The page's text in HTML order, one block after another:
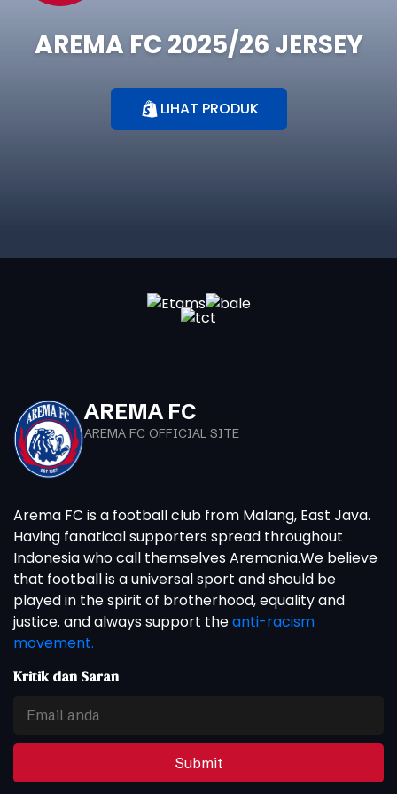
AREMA FC 2025/26 JERSEY
LIHAT PRODUK
AREMA FC
AREMA FC OFFICIAL SITE
Arema FC is a football club from Malang, East Java.
Having fanatical supporters spread throughout
Indonesia who call themselves Aremania.We believe
that football is a universal sport and should be
played in the spirit of brotherhood, equality and
justice. and always support theanti-racism
movement.
Kritik dan Saran
Submit